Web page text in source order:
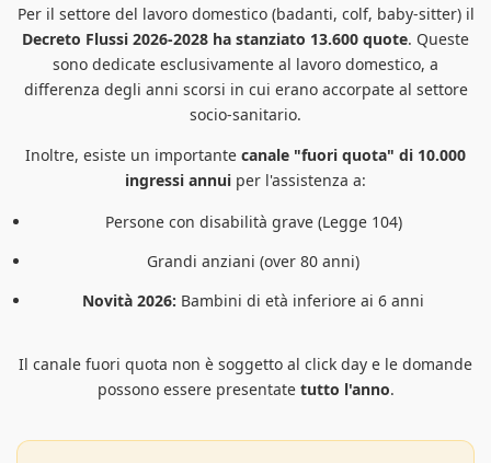
Per il settore del lavoro domestico (badanti, colf, baby-sitter) il
Decreto Flussi 2026-2028 ha stanziato 13.600 quote. Queste
sono dedicate esclusivamente al lavoro domestico, a
differenza degli anni scorsi in cui erano accorpate al settore
socio-sanitario.
Inoltre, esiste un importante canale "fuori quota" di 10.000
ingressi annui per l'assistenza a:
Persone con disabilità grave (Legge 104)
Grandi anziani (over 80 anni)
Novità 2026: Bambini di età inferiore ai 6 anni
Il canale fuori quota non è soggetto al click day e le domande
possono essere presentate tutto l'anno.